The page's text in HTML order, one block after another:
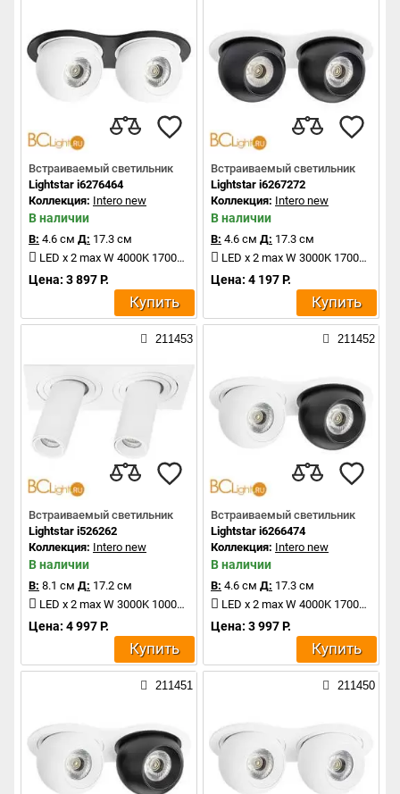
Встраиваемый светильник
Lightstar i6276464
Коллекция: Intero new
В наличии
В: 4.6 см Д: 17.3 см
LED x 2 max W 4000K 1700Lm
Цена: 3 897 Р.
Купить
Встраиваемый светильник
Lightstar i6267272
Коллекция: Intero new
В наличии
В: 4.6 см Д: 17.3 см
LED x 2 max W 3000K 1700Lm
Цена: 4 197 Р.
Купить
211453
Встраиваемый светильник
Lightstar i526262
Коллекция: Intero new
В наличии
В: 8.1 см Д: 17.2 см
LED x 2 max W 3000K 1000Lm
Цена: 4 997 Р.
Купить
211452
Встраиваемый светильник
Lightstar i6266474
Коллекция: Intero new
В наличии
В: 4.6 см Д: 17.3 см
LED x 2 max W 4000K 1700Lm
Цена: 3 997 Р.
Купить
211451 211450